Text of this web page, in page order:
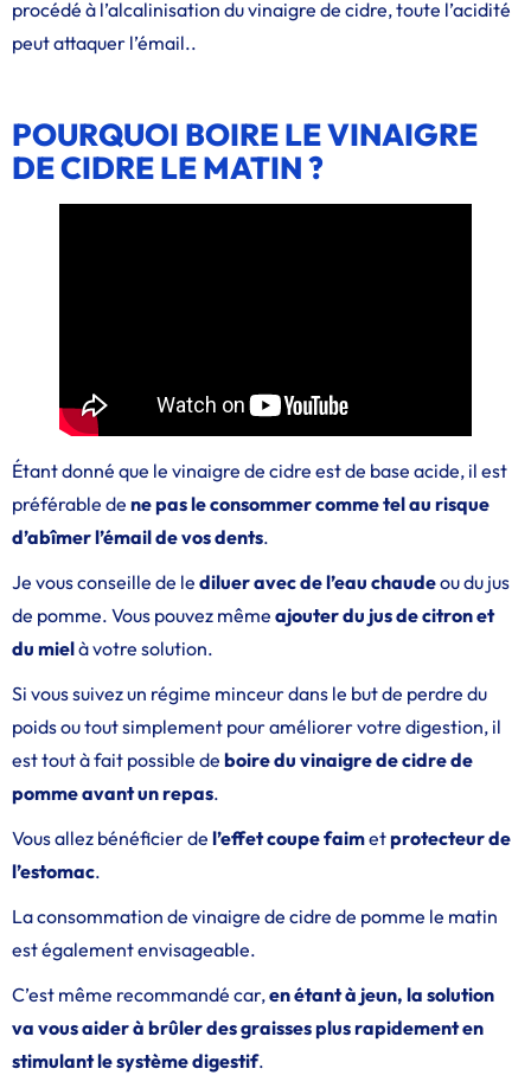
procédé à l’alcalinisation du vinaigre de cidre, toute l’acidité
peut attaquer l’émail..
POURQUOI BOIRE LE VINAIGRE
DE CIDRE LE MATIN ?
Étant donné que le vinaigre de cidre est de base acide, il est
préférable de ne pas le consommer comme tel au risque
d’abîmer l’émail de vos dents.
Je vous conseille de le diluer avec de l’eau chaudeou du jus
de pomme. Vous pouvez même ajouter du jus de citron et
du mielà votre solution.
Si vous suivez un régime minceur dans le but de perdre du
poids ou tout simplement pour améliorer votre digestion, il
est tout à fait possible de boire du vinaigre de cidre de
pomme avant un repas.
Vous allez bénéficier de l’effet coupe faimetprotecteur de
l’estomac.
La consommation de vinaigre de cidre de pomme le matin
est également envisageable.
C’est même recommandé car,en étant à jeun, la solution
va vous aider à brûler des graisses plus rapidement en
stimulant le système digestif.